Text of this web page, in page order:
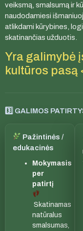
veiksmą, smalsumą ir
naudodamiesi
atlikdami kūrybines,
skatinančias užduotis.
Yra galimybė
kultūros pasą
3️⃣ GALIMOS
Pažintinės /
edukacinės
Mokymasis
per
patirtį
Skatinamas
natūralus
smalsumas,